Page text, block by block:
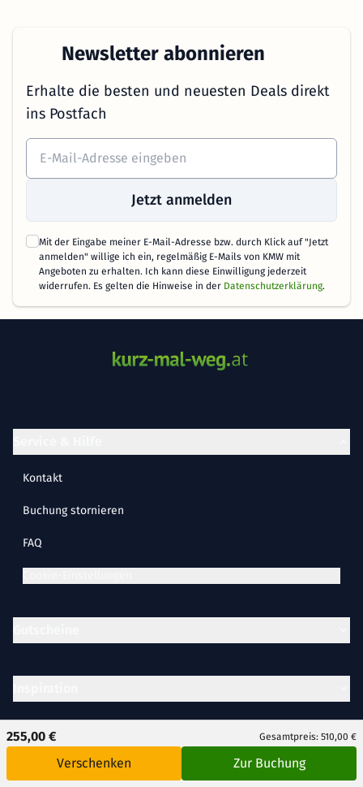
255,00 € Gesamtpreis: 510,00 €
Verschenken Zur Buchung
Newsletter abonnieren
Erhalte die besten und neuesten Deals direkt
ins Postfach
Jetzt anmelden
Mit der Eingabe meiner E-Mail-Adresse bzw. durch Klick auf "Jetzt
anmelden" willige ich ein, regelmäßig E-Mails von KMW mit
Angeboten zu erhalten. Ich kann diese Einwilligung jederzeit
widerrufen. Es gelten die Hinweise in der Datenschutzerklärung.
Kontakt
Buchung stornieren
FAQ
Partner